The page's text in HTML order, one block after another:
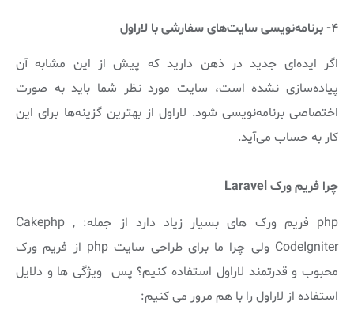
۴- برنامه‌نویسی سایت‌های سفارشی با لاراول
اگر ایده‌ای جدید در ذهن دارید که پیش از این مشابه آن
پیاده‌سازی نشده است، سایت مورد نظر شما باید به صورت
اختصاصی برنامه‌نویسی شود. لاراول از بهترین گزینه‌ها برای این
کار به حساب می‌آید.
چرا فریم ورک Laravel
php فریم ورک های بسیار زیاد دارد از جمله: Cakephp ,
CodeIgniter ولی چرا ما برای طراحی سایت php از فریم ورک
محبوب و قدرتمند لاراول استفاده کنیم؟ پس ویژگی ها و دلایل
استفاده از لاراول را با هم مرور می کنیم: